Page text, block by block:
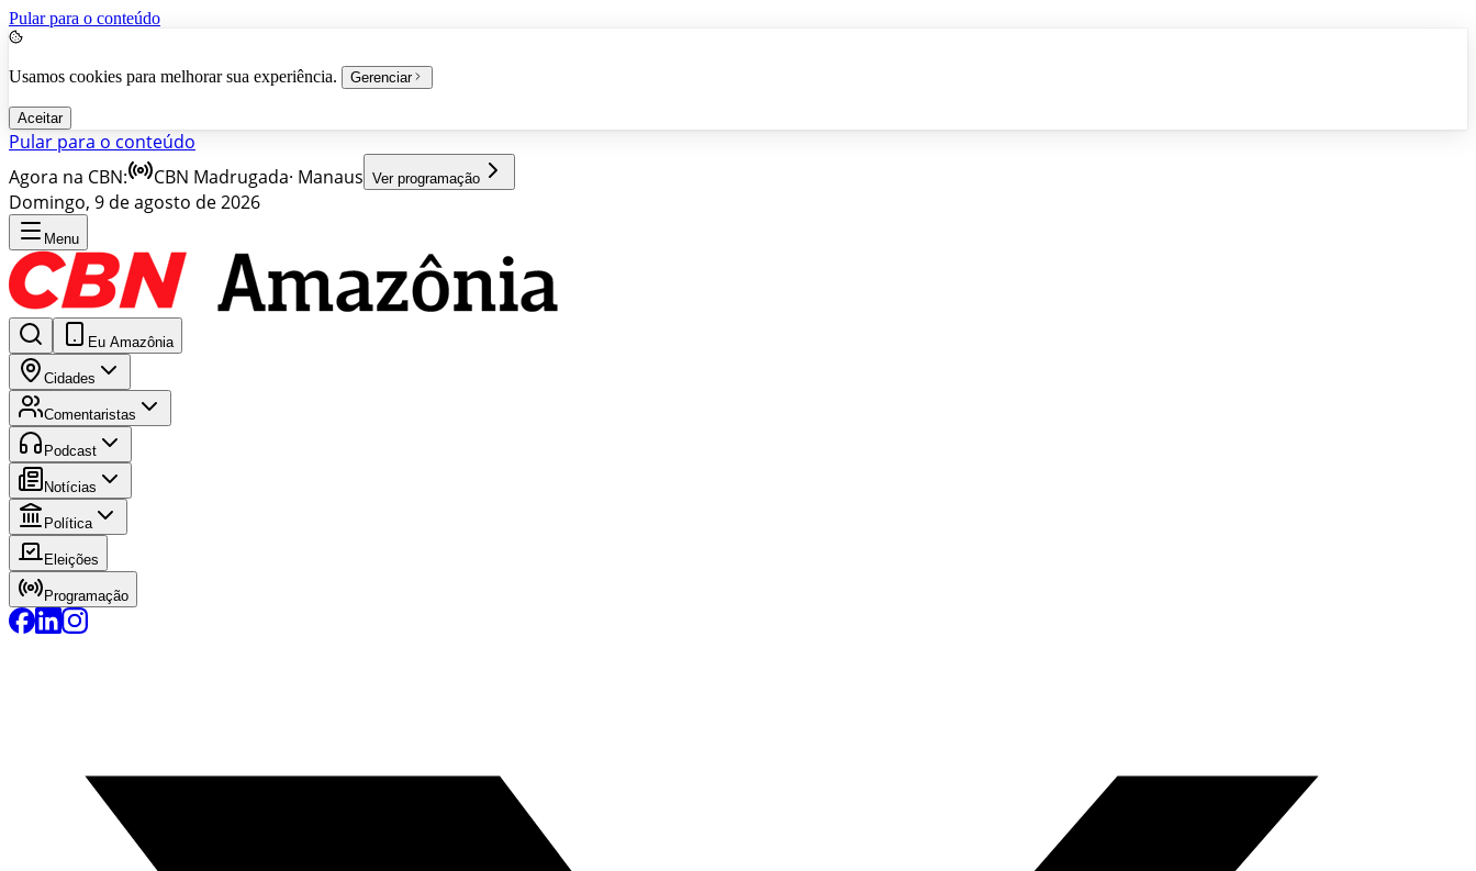
Pular para o conteúdo
Usamos cookies para melhorar sua experiência. Gerenciar
Aceitar
Pular para o conteúdo
Agora na CBN:
CBN Madrugada· Manaus Ver programação
Domingo, 9 de agosto de 2026
Menu
Eu Amazônia
Cidades
Comentaristas
Podcast
Notícias
Política
Eleições
Programação